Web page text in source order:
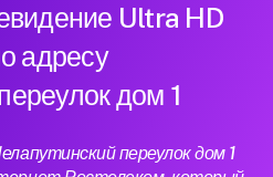
Ultra HD
адресу
дом 1
переулок дом 1